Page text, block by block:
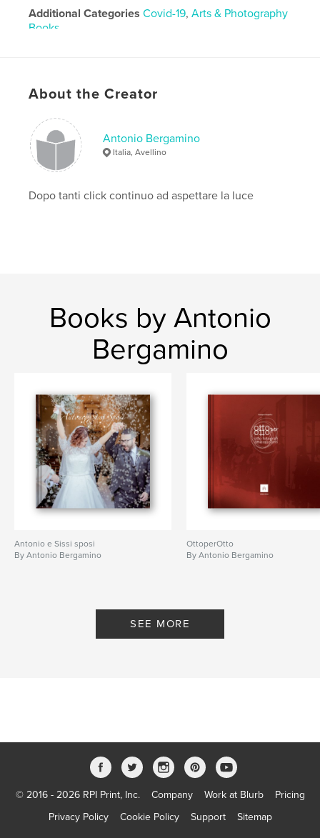
Additional Categories Covid-19,Arts & Photography
Books
Publish Date:Oct 22, 2020
Language
About the Creator
Antonio Bergamino
Italia, Avellino
Dopo tanti click continuo ad aspettare la luce
Books by Antonio
Bergamino
Antonio e Sissi sposi
By Antonio Bergamino
OttoperOtto
By Antonio Bergamino
SEE MORE
© 2016 - 2026 RPI Print, Inc. Company Work at Blurb
Pricing
Privacy Policy
Cookie Policy Support Sitemap